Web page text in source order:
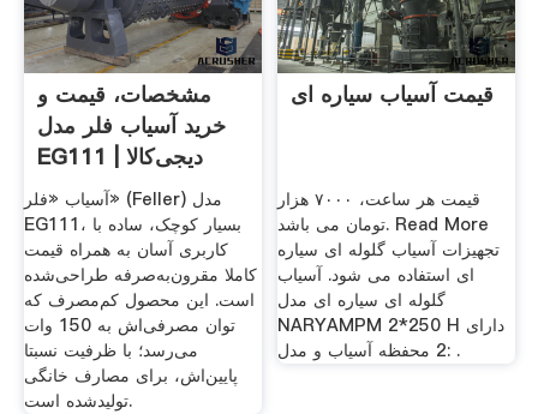
مشخصات، قیمت و
خرید آسیاب فلر مدل
EG111 | دیجی‌کالا
آسیاب «فلر» (Feller) مدل
EG111، بسیار کوچک، ساده با
کاربری آسان به همراه قیمت
کاملا مقرون‌به‌صرفه طراحی‌شده
است. این محصول کم‌مصرف که
توان مصرفی‌اش به 150 وات
می‌رسد؛ با ظرفیت نسبتا
پایین‌اش، برای مصارف خانگی
تولیدشده است.
قیمت آسیاب سیاره ای
قیمت هر ساعت، ۷۰۰۰ هزار
تومان می باشد. Read More
تجهیزات آسیاب گلوله ای سیاره
ای استفاده می شود. آسیاب
گلوله ای سیاره ای مدل
NARYAMPM 2*250 H دارای
2 محفظه آسیاب و مدل: .